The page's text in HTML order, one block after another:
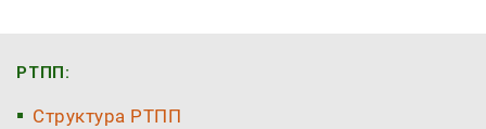
РТПП:
Структура РТПП